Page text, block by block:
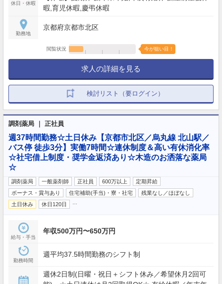
休日・休暇
暇,育児休暇,慶弔休暇
勤務地
京都府京都市北区
閲覧状況 今が狙い目！
求人の詳細を見る
検討リスト（要ログイン）
調剤薬局 ｜ 正社員
週37時間勤務☆土日休み【京都市北区／烏丸線 北山駅／
バス停 徒歩3分】実働7時間☆連休制度＆高い有休消化率
☆社宅借上制度・奨学金返済あり☆木造のお洒落な薬局
☆
調剤薬局 一般薬剤師 正社員 600万以上
定期昇給
ボーナス・賞与あり
住宅補助(手当)・寮・社宅
残業なし／ほぼなし
土日休み
休日120日
給与・手当
年収500万円〜650万円
勤務時間
週平均37.5時間勤務のシフト制
週休2日制(日曜・祝日＋シフト休み／希望休月2回可